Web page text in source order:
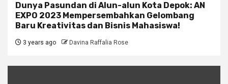
Dunya Pasundan di Alun-alun Kota Depok: AN
EXPO 2023 Mempersembahkan Gelombang
Baru Kreativitas dan Bisnis Mahasiswa!
3 years ago Davina Raffalia Rose